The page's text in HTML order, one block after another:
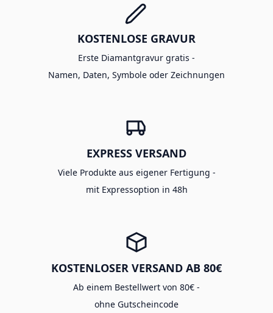
KOSTENLOSE GRAVUR
Erste Diamantgravur gratis -
Namen, Daten, Symbole oder Zeichnungen
EXPRESS VERSAND
Viele Produkte aus eigener Fertigung -
mit Expressoption in 48h
KOSTENLOSER VERSAND AB 80€
Ab einem Bestellwert von 80€ -
ohne Gutscheincode